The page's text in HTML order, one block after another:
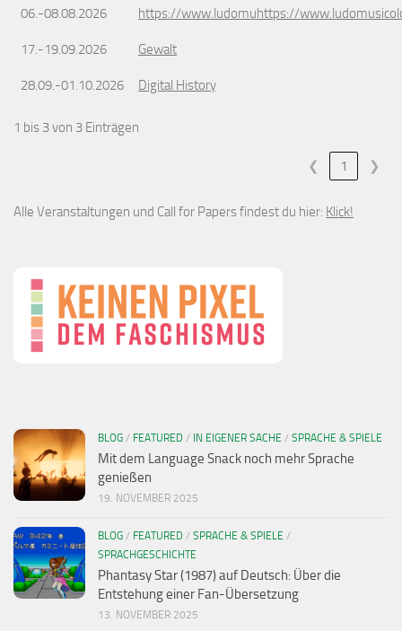
06.-08.08.2026 https://www.ludomuhttps://
17.-19.09.2026 Gewalt
28.09.-01.10.2026 Digital History
1 bis 3 von 3 Einträgen
❮ 1 ❯
Alle Veranstaltungen und Call for Papers findest du hier: Klick!
BLOG / FEATURED / IN EIGENER SACHE / SPRACHE & SPIELE
Mit dem Language Snack noch mehr Sprache
genießen
19. NOVEMBER 2025
BLOG / FEATURED / SPRACHE & SPIELE /
SPRACHGESCHICHTE
Phantasy Star (1987) auf Deutsch: Über die
Entstehung einer Fan-Übersetzung
13. NOVEMBER 2025